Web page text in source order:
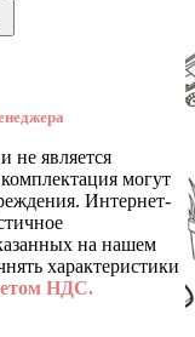
не является
могут
Интернет-
на нашем
характеристики
НДС.